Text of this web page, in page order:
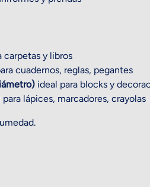
carpetas y libros
cuadernos, reglas, pegantes
ideal para blocks y
lápices, marcadores, crayolas